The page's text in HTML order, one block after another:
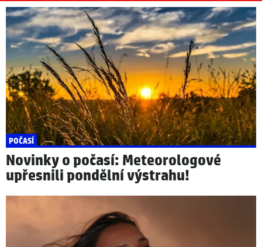
POČASÍ
Novinky o počasí: Meteorologové
upřesnili pondělní výstrahu!